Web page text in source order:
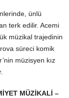
ünlü
terk edilir. Acemi
müzikal trajedinin
süreci komik
müzisyen kız
MÜZİKALİ –